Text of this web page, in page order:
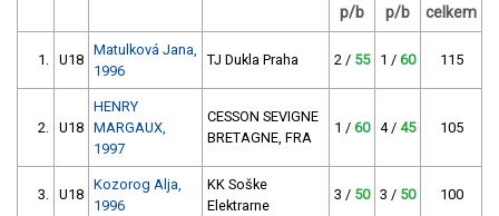
p/b
p/b
celkem
1. U18
Matulková Jana,
1996
TJ Dukla Praha 2 / 55 1 / 60 115
2. U18
HENRY
MARGAUX,
1997
CESSON SEVIGNE
BRETAGNE, FRA
1 / 60 4 / 45 105
3. U18
Kozorog Alja,
1996
KK Soške
Elektrarne
3 / 50 3 / 50 100